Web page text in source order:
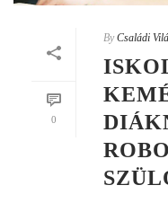
0
By Családi